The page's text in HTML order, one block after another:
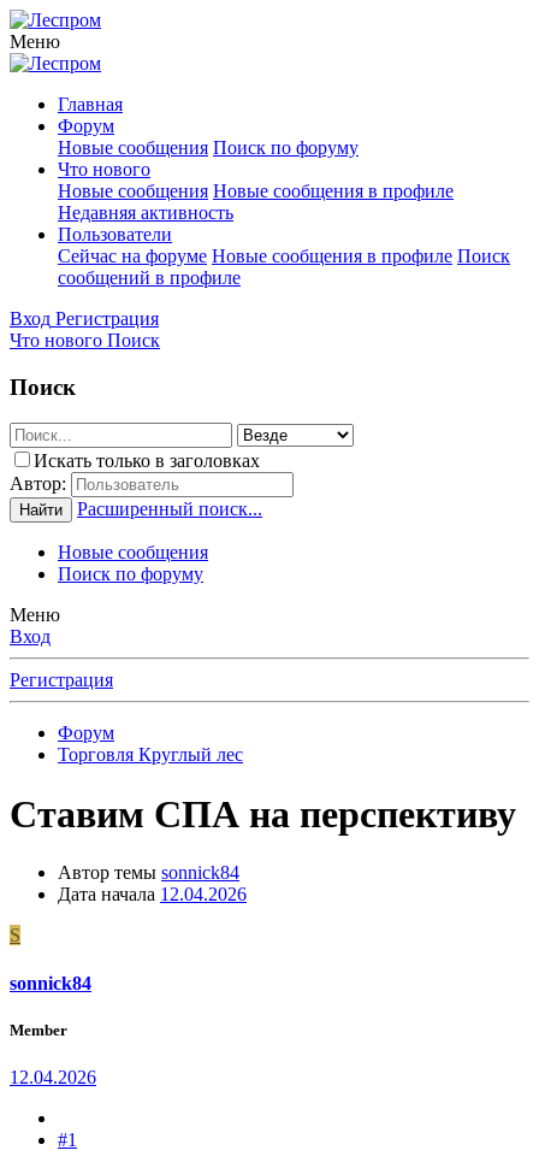
Меню
Главная
Форум
Новые сообщения Поиск по форуму
Что нового
Новые сообщения Новые сообщения в профиле
Недавняя активность
Пользователи
Сейчас на форуме Новые сообщения в профиле Поиск
сообщений в профиле
Вход Регистрация
Что нового Поиск
Поиск
Искать только в заголовках
Автор:
Найти Расширенный поиск...
Новые сообщения
Поиск по форуму
Меню
Вход
Регистрация
Форум
Торговля Круглый лес
Ставим СПА на перспективу
Автор темы sonnick84
Дата начала 12.04.2026
S
sonnick84
Member
12.04.2026
#1